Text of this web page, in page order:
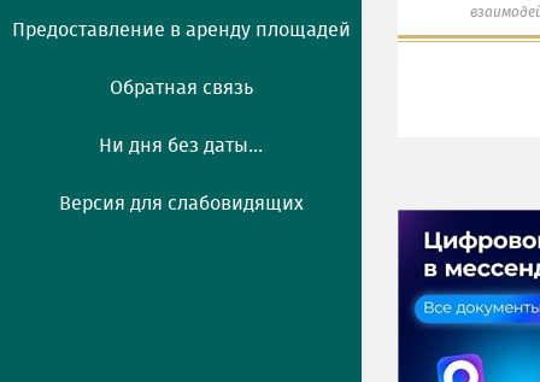
Предоставление в аренду площадей
Обратная связь
Ни дня без даты...
Версия для слабовидящих ПРЕСС-ЦЕНТР
Актуально
Новости
Фото